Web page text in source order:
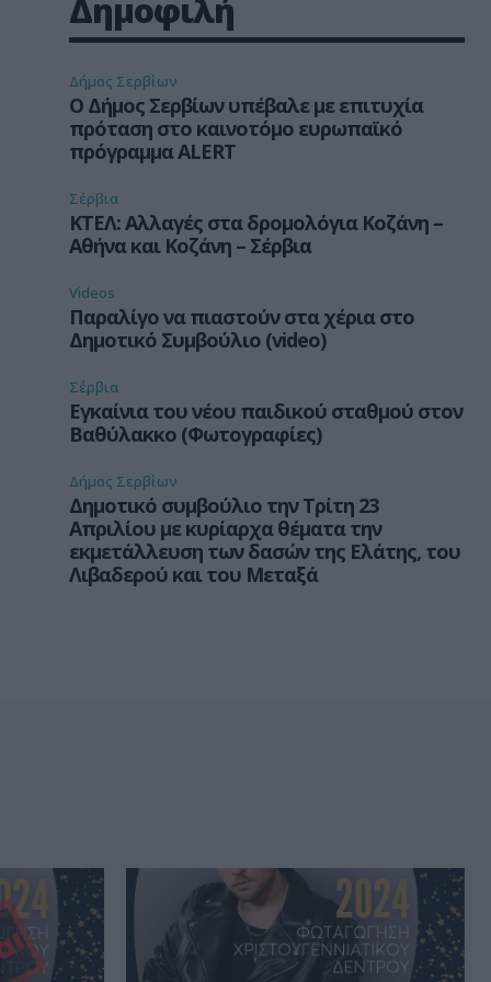
Δημοφιλή
Δήμος Σερβίων
Ο Δήμος Σερβίων υπέβαλε με επιτυχία
πρόταση στο καινοτόμο ευρωπαϊκό
πρόγραμμα ALERT
Σέρβια
ΚΤΕΛ: Αλλαγές στα δρομολόγια Κοζάνη –
Αθήνα και Κοζάνη – Σέρβια
Videos
Παραλίγο να πιαστούν στα χέρια στο
Δημοτικό Συμβούλιο (video)
Σέρβια
Εγκαίνια του νέου παιδικού σταθμού στον
Βαθύλακκο (Φωτογραφίες)
Δήμος Σερβίων
Δημοτικό συμβούλιο την Τρίτη 23
Απριλίου με κυρίαρχα θέματα την
εκμετάλλευση των δασών της Ελάτης, του
Λιβαδερού και του Μεταξά